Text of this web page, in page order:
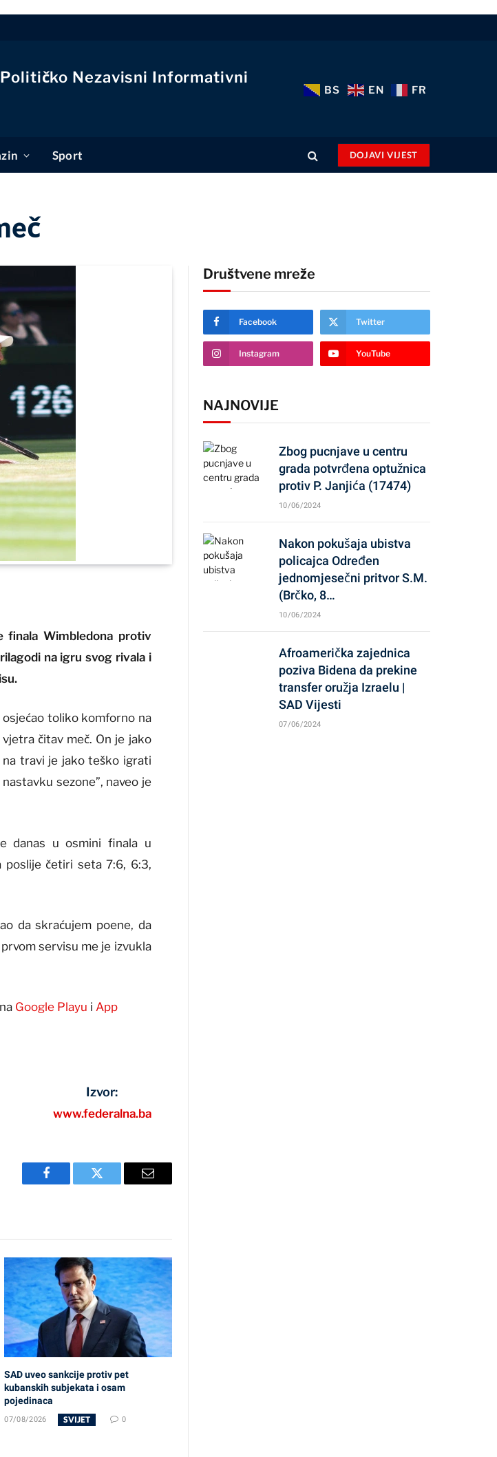
Nezavisni Informativni
BS EN FR
Sport DOJAVI VIJEST
finala Wimbledona protiv
na igru svog rivala i
osjećao toliko komforno na
čitav meč. On je jako
na travi je jako teško igrati
sezone”, naveo je
danas u osmini finala u
poslije četiri seta 7:6, 6:3,
da skraćujem poene, da
servisu me je izvukla
Google Playu i App
Izvor:
www.federalna.ba
Facebook Twitter Email
SAD uveo sankcije protiv pet
kubanskih subjekata i osam
pojedinaca
07/08/2026 SVIJET 0
Društvene mreže
Facebook Twitter
Instagram YouTube
NAJNOVIJE
Zbog pucnjave u centru
grada potvrđena optužnica
protiv P. Janjića (17474)
10/06/2024
Nakon pokušaja ubistva
policajca Određen
jednomjesečni pritvor S.M.
(Brčko, 8…
10/06/2024
Afroamerička zajednica
poziva Bidena da prekine
transfer oružja Izraelu |
SAD Vijesti
07/06/2024